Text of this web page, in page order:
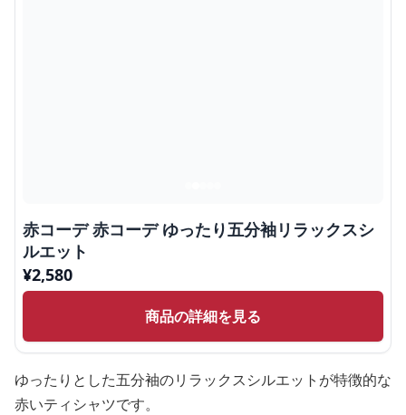
赤コーデ 赤コーデ ゆったり五分袖リラックスシ
ルエット
¥2,580
商品の詳細を見る
ゆったりとした五分袖のリラックスシルエットが特徴的な
赤いティシャツです。